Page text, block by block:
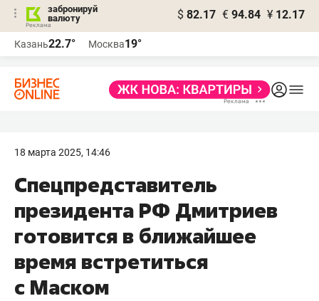
забронируй
валюту
$ 82.17 € 94.84 ¥ 12.17
Казань22.7° Москва19°
18 марта 2025, 14:46
Спецпредставитель
президента РФ Дмитриев
готовится в ближайшее
время встретиться
с Маском